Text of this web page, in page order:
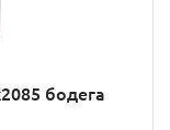
бодега